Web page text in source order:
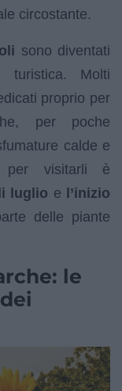
circostante.
sono diventati
turistica. Molti
proprio per
per poche
calde e
per visitarli è
luglio e
l’inizio
delle piante
le